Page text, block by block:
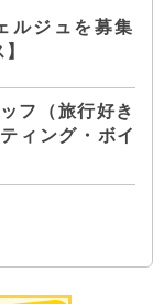
ルジュを募集
フ（旅行好き
ィング・ボイ